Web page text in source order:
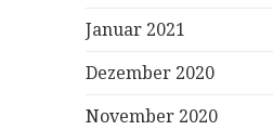
Januar 2021
Dezember 2020
November 2020